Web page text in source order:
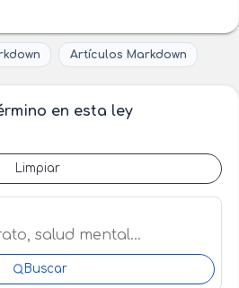
Artículos Markdown
en esta ley
Limpiar
en esta ley
Buscar